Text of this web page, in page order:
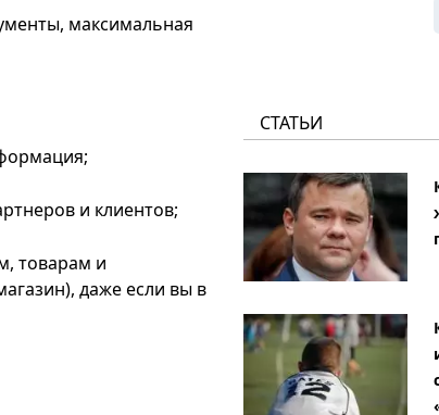
максимальная
и клиентов;
товарам и
даже если вы в
СТАТЬИ